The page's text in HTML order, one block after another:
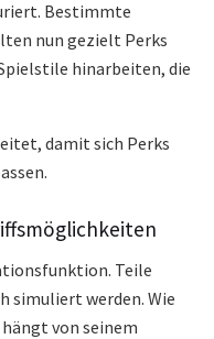
Bestimmte
nun gezielt Perks
hinarbeiten, die
damit sich Perks
Teile
simuliert werden. Wie
von seinem